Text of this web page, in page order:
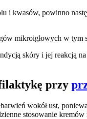
i kwasów, powinno
mikroigłowych w
skóry i jej reakcją
przy
wokół ust,
stosowanie